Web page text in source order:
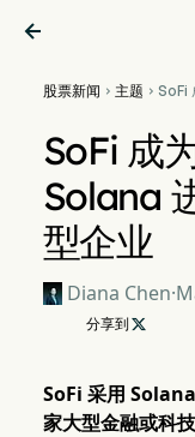

股票新闻  主题  SoFi
SoFi 成
Solana
型企业
Diana Chen·
分享到 
SoFi 采用
家大型金融或科